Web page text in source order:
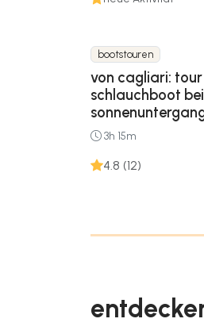
bootstouren
von cagliari: tour
schlauchboot bei
3h 15m
4.8 (12)